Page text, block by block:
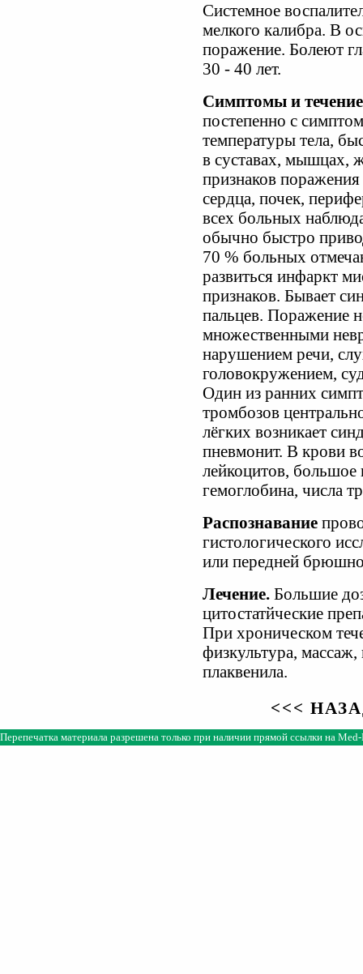
Системное
мелкого калибра. В
поражение. Болеют
30 - 40 лет.
Симптомы и
постепенно с
температуры тела,
в суставах, мышцах,
признаков
сердца, почек,
всех больных
обычно быстро
70 % больных
развиться инфаркт
признаков. Бывает
пальцев. Поражение
множественными
нарушением речи,
головокружением,
Один из ранних
тромбозов
лёгких возникает
пневмонит. В крови
лейкоцитов, большое
гемоглобина, числа
Распознавание
гистологического
или передней
Лечение. Большие
цитостатйческие
При хроническом
физкультура, массаж,
плаквенила.
<<<
Перепечатка материала разрешена только при наличии прямой ссылки на